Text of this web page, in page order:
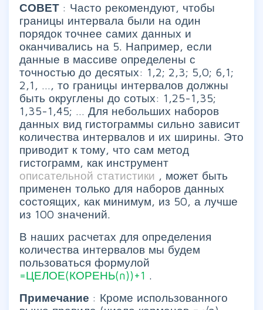
СОВЕТ : Часто рекомендуют, чтобы
границы интервала были на один
порядок точнее самих данных и
оканчивались на 5. Например, если
данные в массиве определены с
точностью до десятых: 1,2; 2,3; 5,0; 6,1;
2,1, …, то границы интервалов должны
быть округлены до сотых: 1,25-1,35;
1,35-1,45; … Для небольших наборов
данных вид гистограммы сильно зависит
количества интервалов и их ширины. Это
приводит к тому, что сам метод
гистограмм, как инструмент
описательной статистики , может быть
применен только для наборов данных
состоящих, как минимум, из 50, а лучше
из 100 значений.
В наших расчетах для определения
количества интервалов мы будем
пользоваться формулой
=ЦЕЛОЕ(КОРЕНЬ(n))+1 .
Примечание : Кроме использованного